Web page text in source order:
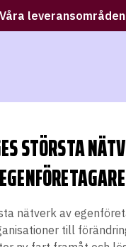
Våra leveransområden
STÖRSTA
EGENFÖRETAGARE
nätverk av
till